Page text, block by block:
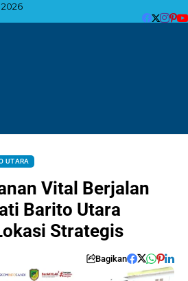
UTARA
Vital Berjalan
Barito Utara
Strategis
Bagikan